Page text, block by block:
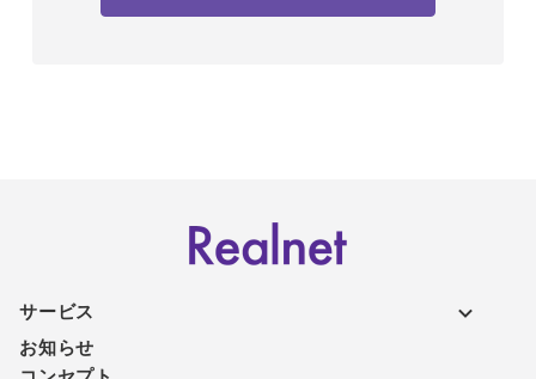
サービス
お知らせ